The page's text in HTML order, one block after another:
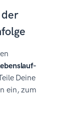
der
Deine
ein, zum